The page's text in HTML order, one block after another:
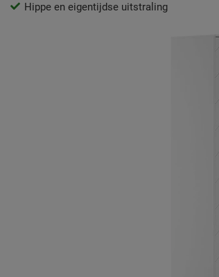
Hippe en eigentijdse uitstraling